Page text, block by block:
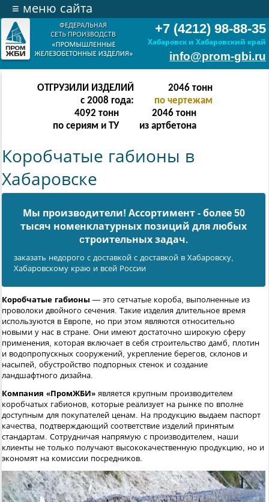
+7 (4212) 98-88-35
Хабаровск и Хабаровский край
info@prom-gbi.ru
≡ меню сайта
ОТГРУЗИЛИ ИЗДЕЛИЙ
с 2008 года:
4094тонн
по чертежам
8188 тонн
по сериям и ТУ
4094 тонн
из артбетона
Коробчатые габионы в
Хабаровске
Мы производители! Ассортимент - более 50
тысяч номенклатурных позиций для любых
cтроительных задач.
заказать недорого с доставкой с доставкой в Хабаровску,
Хабаровскому краю и всей России
Коробчатые габионы — это сетчатые короба, выполненные из
проволоки двойного сечения. Такие изделия длительное время
используются в Европе, но при этом являются относительно
новыми у нас в стране. Они имеют достаточно широкую сферу
применения, которая включает в себя строительство дамб, плотин
и водопропускных сооружений, укрепление берегов, склонов и
насыпей, обустройство подпорных стенок и создание
ландшафтного дизайна.
Компания «ПромЖБИ» является крупным производителем
коробчатых габионов, которые реализует на рынке по вполне
доступным для покупателей ценам. На продукцию выдаем паспорт
качества, подтверждающий соответствие изделий принятым
стандартам. Сотрудничая напрямую с производителем, наши
клиенты не только получают высококачественную продукцию, но и
экономят на комиссии посредников.